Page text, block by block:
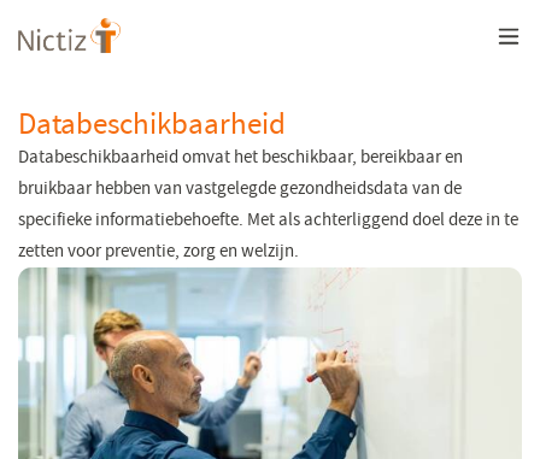
Overslaan
en
gaan
Databeschikbaarheid
Databeschikbaarheid omvat het beschikbaar, bereikbaar en
bruikbaar hebben van vastgelegde gezondheidsdata van de
specifieke informatiebehoefte. Met als achterliggend doel deze in te
zetten voor preventie, zorg en welzijn.